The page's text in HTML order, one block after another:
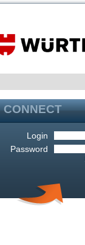
CONNECT
Login
Password